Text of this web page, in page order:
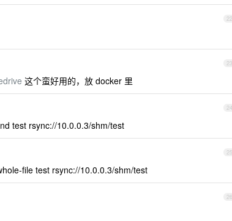
22
23
这个蛮好用的，放 docker 里
24
test rsync://10.0.0.3/shm/test
25
file test rsync://10.0.0.3/shm/test
26